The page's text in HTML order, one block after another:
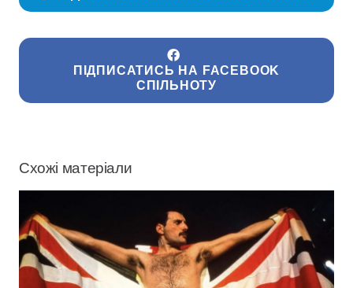
ПІДПИСАТИСЬ НА FACEBOOK
СПІЛЬНОТУ
Схожі матеріали